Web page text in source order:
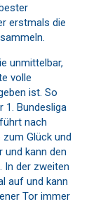
erstmals die
unmittelbar,
volle
ist. So
1. Bundesliga
nach
Glück und
und kann den
In der zweiten
auf und kann
Tor immer